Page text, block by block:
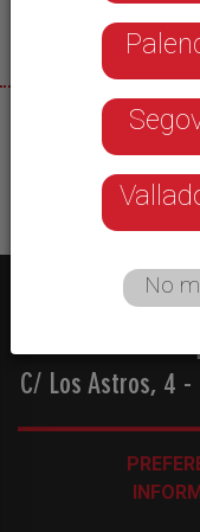
25/05/2026
C/ Los Astros, 4 -
No